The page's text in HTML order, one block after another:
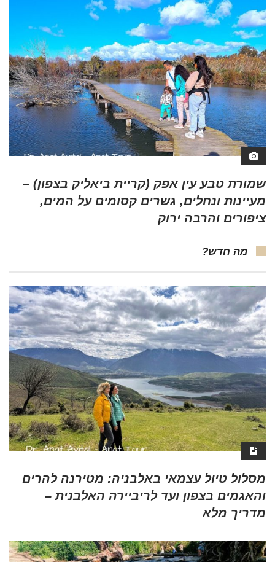
שמורת טבע עין אפק (קריית ביאליק בצפון) –
מעיינות ונחלים, גשרים קסומים על המים,
ציפורים והרבה ירוק
מה חדש?
מסלול טיול עצמאי באלבניה: מטירנה להרים
והאגמים בצפון ועד לריביירה האלבנית –
מדריך מלא